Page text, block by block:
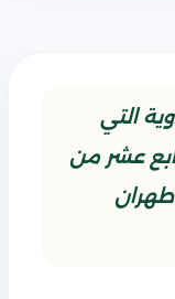
التي
عشر من
في طهران